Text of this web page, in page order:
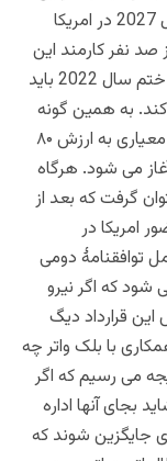
بگرام قراردادی را با ارزش 64 میلیارد دالر تا سال 2027 در امریکا
نفر کارمند این
کمپنی در بگرام مستقر گردیده و این کمپنی تا ختم سال 2022 باید
کند. به همین گونه
شروع ساخت و ساز سیستم اطفائیه به شکل معیاری به ارزش ۸۰
می شود. هرگاه
گرفت که بعد از
امریکا در
توافقنامۀ دومی
شود که اگر نیرو
قرارداد دیگ
با بلک واتر چه
می رسیم که اگر
بجای آنها اداره
جایگزین شوند که